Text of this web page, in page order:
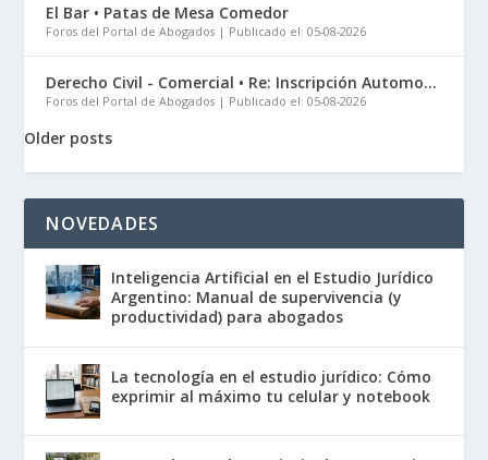
El Bar • Patas de Mesa Comedor
Foros del Portal de Abogados Publicado el: 05-08-2026
Derecho Civil - Comercial • Re: Inscripción Automo...
Foros del Portal de Abogados Publicado el: 05-08-2026
Older posts
NOVEDADES
Inteligencia Artificial en el Estudio Jurídico
Argentino: Manual de supervivencia (y
productividad) para abogados
La tecnología en el estudio jurídico: Cómo
exprimir al máximo tu celular y notebook